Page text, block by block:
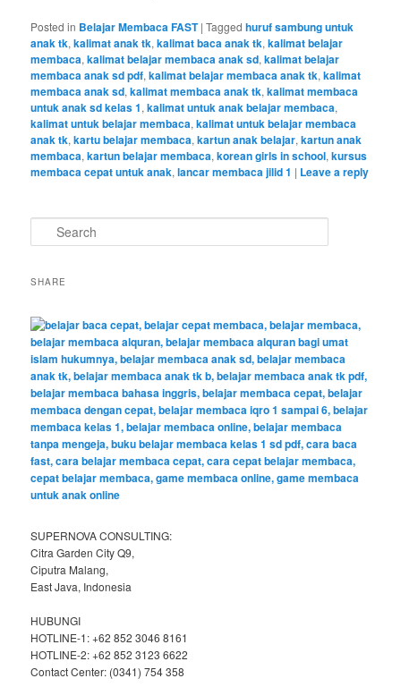
Posted in Belajar Membaca FAST |Tagged huruf sambung untuk
anak tk,kalimat anak tk,kalimat baca anak tk,kalimat belajar
membaca,kalimat belajar membaca anak sd,kalimat belajar
membaca anak sd pdf,kalimat belajar membaca anak tk,kalimat
membaca anak sd,kalimat membaca anak tk,kalimat membaca
untuk anak sd kelas 1,kalimat untuk anak belajar membaca,
kalimat untuk belajar membaca,kalimat untuk belajar membaca
anak tk,kartu belajar membaca,kartun anak belajar,kartun anak
membaca,kartun belajar membaca,korean girls in school,kursus
membaca cepat untuk anak,lancar membaca jilid 1 | Leave a reply
e
rSHARE
SUPERNOVA CONSULTING:
Citra Garden City Q9,
Ciputra Malang,
East Java, Indonesia
HUBUNGI
HOTLINE-1: +62 852 3046 8161
HOTLINE-2: +62 852 3123 6622
Contact Center: (0341) 754 358